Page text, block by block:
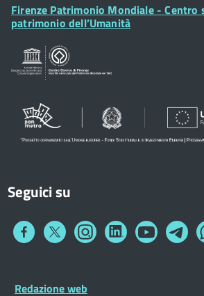
Posta Elettronica Certificata
Footer
Widget
Firenze Patrimonio Mondiale - Centro
patrimonio dell’Umanità
Seguici su
Collegamento
Collegamento
a
Collegamento
a
Collegamento
a a a
Redazione web